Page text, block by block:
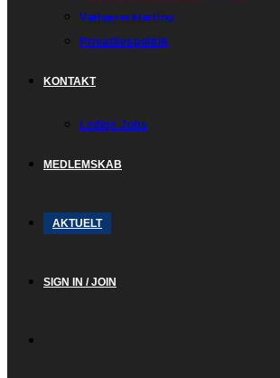
Vælgererklæring
Privatlivspolitik
KONTAKT
Ledige Jobs
MEDLEMSKAB
AKTUELT
SIGN IN / JOIN